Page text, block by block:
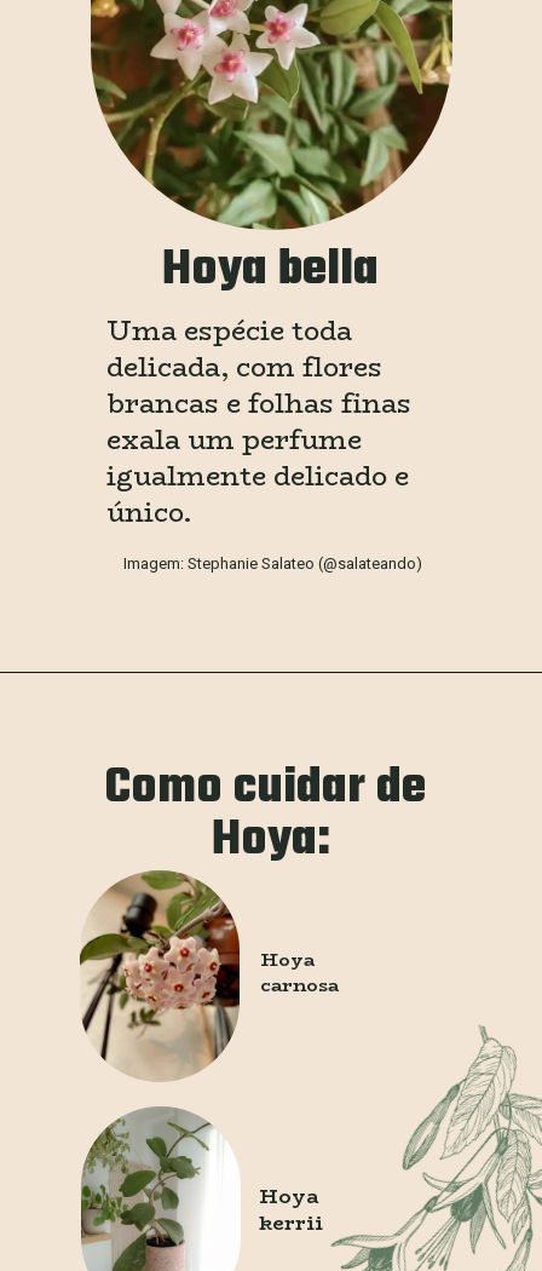
Hoya bella
Uma espécie toda
delicada, com flores
brancas e folhas finas
exala um perfume
igualmente delicado e
único.
Imagem: Stephanie Salateo (@salateando)
Hoya
kerrii
Hoya
carnosa
Como cuidar de
Hoya: